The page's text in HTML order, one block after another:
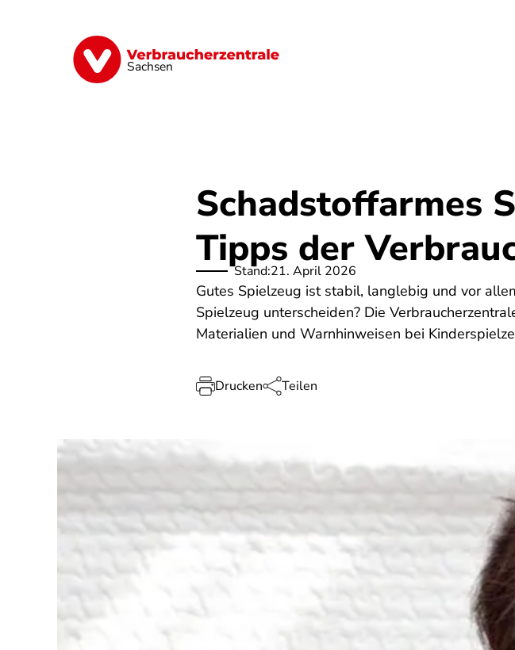
Sachsen
Vorsorge Verträge Geld & Versicherungen
Schadstoffarmes
Tipps der
Stand:21. April 2026
Gutes Spielzeug ist stabil, langlebig und vor
Spielzeug unterscheiden? Die
Materialien und Warnhinweisen bei
Drucken Teilen